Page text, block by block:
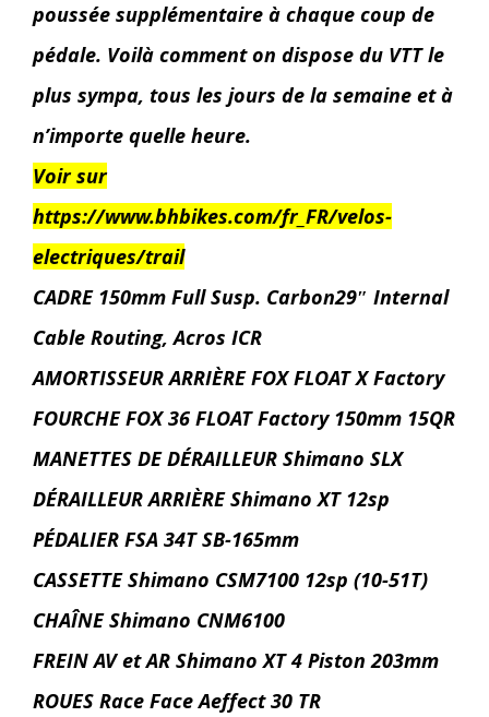
poussée supplémentaire à chaque coup de
pédale. Voilà comment on dispose du VTT le
plus sympa, tous les jours de la semaine et à
n’importe quelle heure.
Voir sur
https://www.bhbikes.com/fr_FR/velos-
electriques/trail
CADRE 150mm Full Susp. Carbon29″ Internal
Cable Routing, Acros ICR
AMORTISSEUR ARRIÈRE FOX FLOAT X Factory
FOURCHE FOX 36 FLOAT Factory 150mm 15QR
MANETTES DE DÉRAILLEUR Shimano SLX
DÉRAILLEUR ARRIÈRE Shimano XT 12sp
PÉDALIER FSA 34T SB-165mm
CASSETTE Shimano CSM7100 12sp (10-51T)
CHAÎNE Shimano CNM6100
FREIN AV et AR Shimano XT 4 Piston 203mm
ROUES Race Face Aeffect 30 TR